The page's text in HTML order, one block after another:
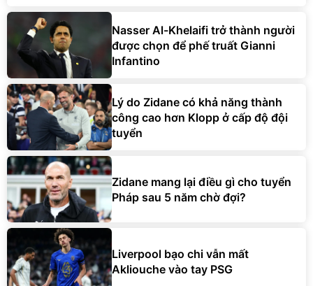
Nasser Al-Khelaifi trở thành người
được chọn để phế truất Gianni
Infantino
Lý do Zidane có khả năng thành
công cao hơn Klopp ở cấp độ đội
tuyển
Zidane mang lại điều gì cho tuyển
Pháp sau 5 năm chờ đợi?
Liverpool bạo chi vẫn mất
Akliouche vào tay PSG